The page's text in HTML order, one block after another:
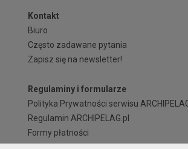
Kontakt
Biuro
Często zadawane pytania
Zapisz się na newsletter!
Regulaminy i formularze
Polityka Prywatności serwisu
Regulamin ARCHIPELAG.pl
Formy płatności